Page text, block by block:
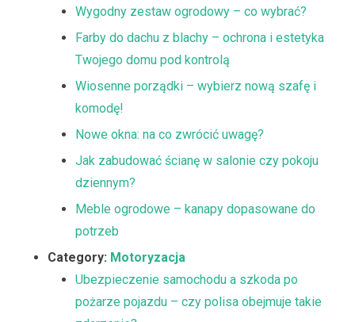
Wygodny zestaw ogrodowy – co wybrać?
Farby do dachu z blachy – ochrona i estetyka
Twojego domu pod kontrolą
Wiosenne porządki – wybierz nową szafę i
komodę!
Nowe okna: na co zwrócić uwagę?
Jak zabudować ścianę w salonie czy pokoju
dziennym?
Meble ogrodowe – kanapy dopasowane do
potrzeb
Category: Motoryzacja
Ubezpieczenie samochodu a szkoda po
pożarze pojazdu – czy polisa obejmuje takie